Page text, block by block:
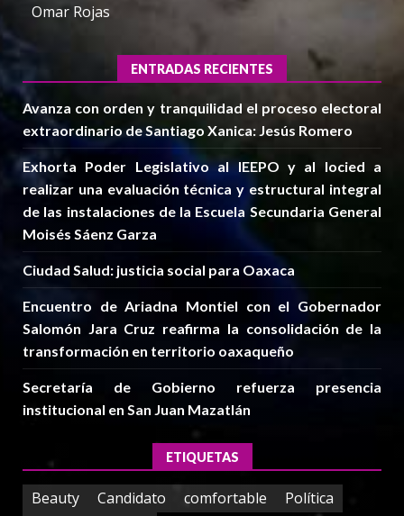
Omar Rojas
ENTRADAS RECIENTES
Avanza con orden y tranquilidad el proceso electoral
extraordinario de Santiago Xanica: Jesús Romero
Exhorta Poder Legislativo al IEEPO y al Iocied a
realizar una evaluación técnica y estructural integral
de las instalaciones de la Escuela Secundaria General
Moisés Sáenz Garza
Ciudad Salud: justicia social para Oaxaca
Encuentro de Ariadna Montiel con el Gobernador
Salomón Jara Cruz reafirma la consolidación de la
transformación en territorio oaxaqueño
Secretaría de Gobierno refuerza presencia
institucional en San Juan Mazatlán
ETIQUETAS
Beauty Candidato comfortable Política